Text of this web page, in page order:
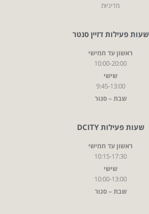
מדיניות
שעות פעילות דזיין סנטר
ראשון עד חמישי
10:00-20:00
שישי
9:45-13:00
שבת – סגור
שעות פעילות DCITY
ראשון עד חמישי
10:15-17:30
שישי
10:00-13:00
שבת – סגור